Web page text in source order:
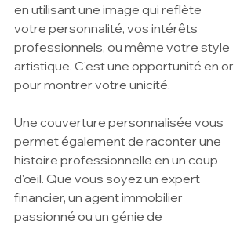
en utilisant une image qui reflète
votre personnalité, vos intérêts
professionnels, ou même votre style
artistique. C'est une opportunité en or
pour montrer votre unicité.
Une couverture personnalisée vous
permet également de raconter une
histoire professionnelle en un coup
d'œil. Que vous soyez un expert
financier, un agent immobilier
passionné ou un génie de